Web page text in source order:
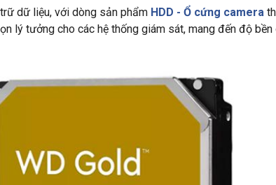
dữ liệu, với dòng sản phẩm HDD - Ổ cứng camera
lý tưởng cho các hệ thống giám sát, mang đến độ